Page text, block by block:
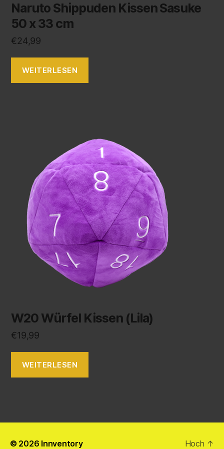
Naruto Shippuden Kissen Sasuke
50 x 33 cm
€24,99
WEITERLESEN
W20 Würfel Kissen (Lila)
€19,99
WEITERLESEN
© 2026 Innventory Hoch ↑